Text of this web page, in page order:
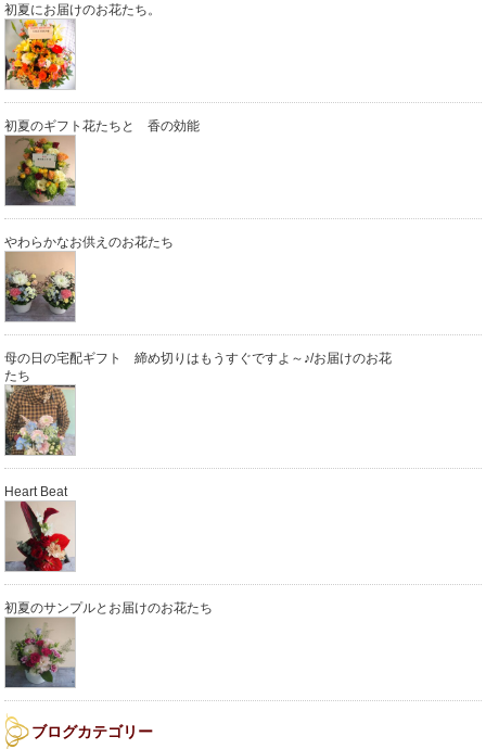
初夏にお届けのお花たち。
初夏のギフト花たちと 香の効能
やわらかなお供えのお花たち
母の日の宅配ギフト 締め切りはもうすぐですよ～♪/お届けのお花
たち
Heart Beat
初夏のサンプルとお届けのお花たち
ブログカテゴリー